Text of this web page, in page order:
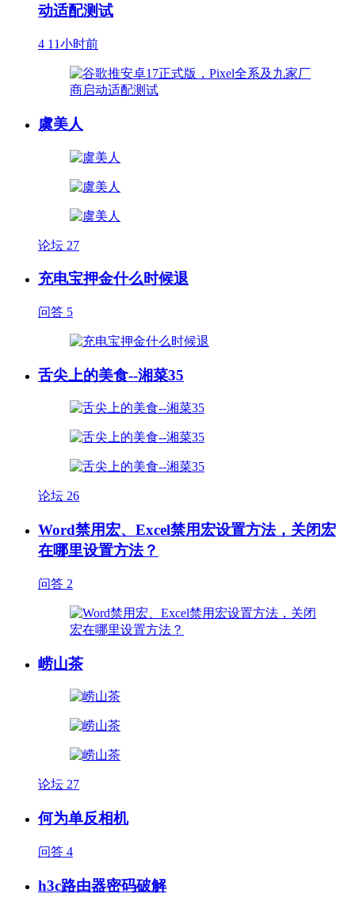
动适配测试
4 11小时前
虞美人
论坛 27
充电宝押金什么时候退
问答 5
舌尖上的美食--湘菜35
论坛 26
Word禁用宏、Excel禁用宏设置方法，关闭宏
在哪里设置方法？
问答 2
崂山茶
论坛 27
何为单反相机
问答 4
h3c路由器密码破解